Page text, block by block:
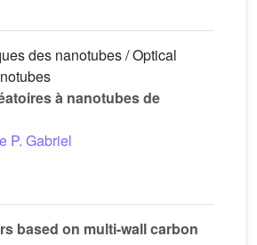
des nanotubes / Optical
à nanotubes de
P. Gabriel
based on multi-wall carbon